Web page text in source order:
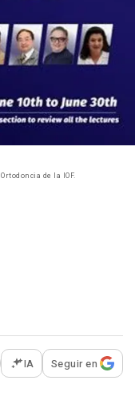
de la IOF.
opciones para
IA Seguir en